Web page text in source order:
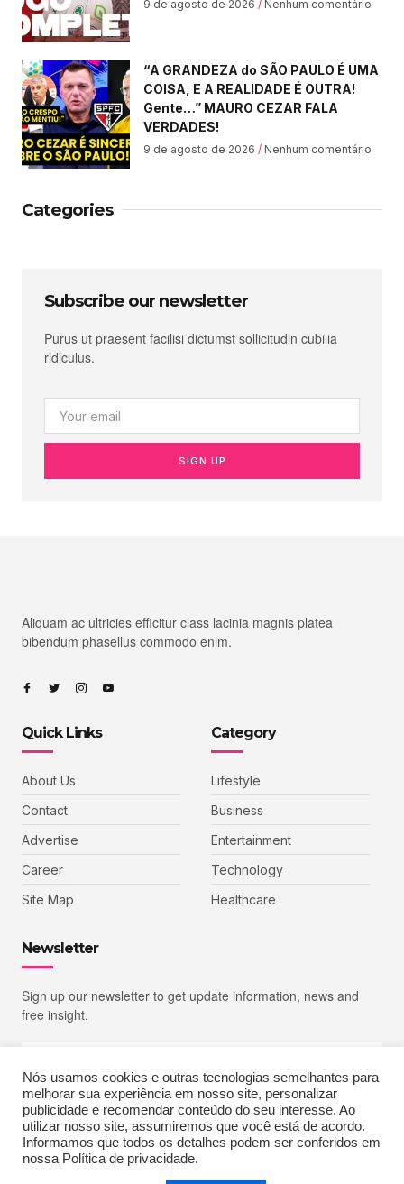
9 de agosto de 2026 Nenhum comentário
“A GRANDEZA do SÃO PAULO É UMA
COISA, E A REALIDADE É OUTRA!
Gente…” MAURO CEZAR FALA
VERDADES!
9 de agosto de 2026 Nenhum comentário
Categories
Subscribe our newsletter
Purus ut praesent facilisi dictumst sollicitudin cubilia
ridiculus.
SIGN UP
Aliquam ac ultricies efficitur class lacinia magnis platea
bibendum phasellus commodo enim.
Quick Links
About Us
Contact
Advertise
Career
Site Map
Category
Lifestyle
Business
Entertainment
Technology
Healthcare
Newsletter
Sign up our newsletter to get update information, news and
free insight.
SIGN UP
Nós usamos cookies e outras tecnologias semelhantes para
melhorar sua experiência em nosso site, personalizar
publicidade e recomendar conteúdo do seu interesse. Ao
utilizar nosso site, assumiremos que você está de acordo.
Informamos que todos os detalhes podem ser conferidos em
nossa Política de privacidade.